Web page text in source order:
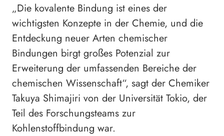
„Die kovalente Bindung ist eines der
wichtigsten Konzepte in der Chemie, und die
Entdeckung neuer Arten chemischer
Bindungen birgt großes Potenzial zur
Erweiterung der umfassenden Bereiche der
chemischen Wissenschaft“, sagt der Chemiker
Takuya Shimajiri von der Universität Tokio, der
Teil des Forschungsteams zur
Kohlenstoffbindung war.